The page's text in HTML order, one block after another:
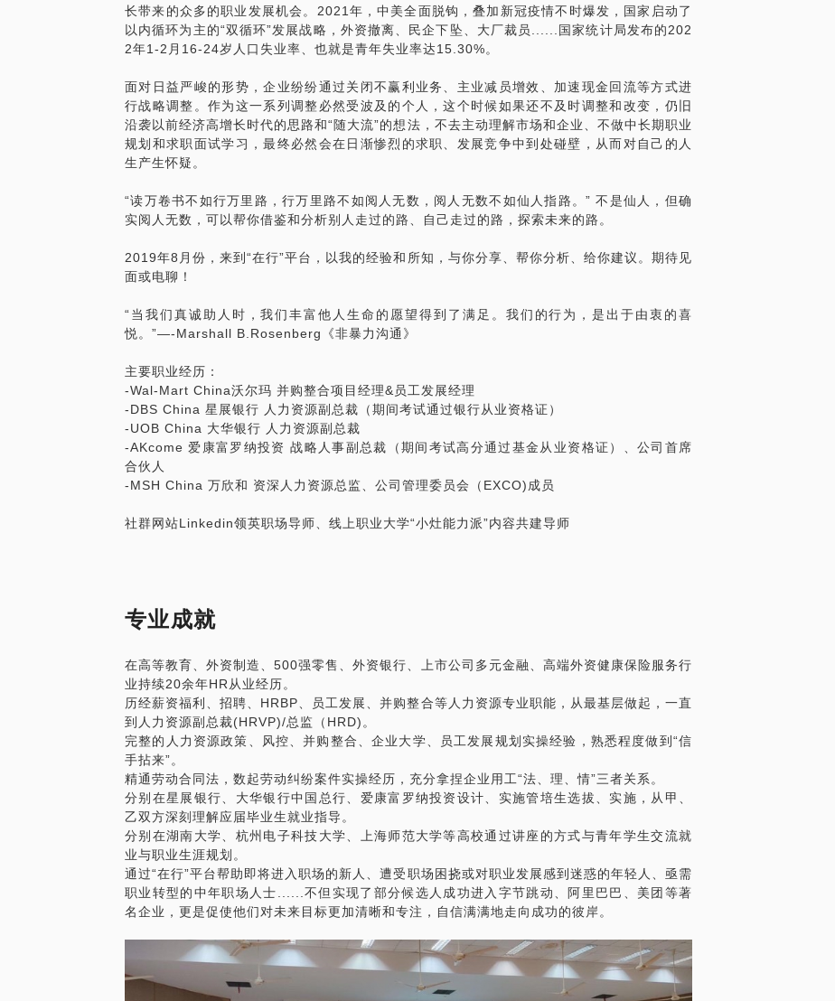
长带来的众多的职业发展机会。2021年，中美全面脱钩，叠加新冠疫情不时爆发，国家启动了
以内循环为主的“双循环”发展战略，外资撤离、民企下坠、大厂裁员......国家统计局发布的202
2年1-2月16-24岁人口失业率、也就是青年失业率达15.30%。
面对日益严峻的形势，企业纷纷通过关闭不赢利业务、主业减员增效、加速现金回流等方式进
行战略调整。作为这一系列调整必然受波及的个人，这个时候如果还不及时调整和改变，仍旧
沿袭以前经济高增长时代的思路和“随大流”的想法，不去主动理解市场和企业、不做中长期职业
规划和求职面试学习，最终必然会在日渐惨烈的求职、发展竞争中到处碰壁，从而对自己的人
生产生怀疑。
“读万卷书不如行万里路，行万里路不如阅人无数，阅人无数不如仙人指路。” 不是仙人，但确
实阅人无数，可以帮你借鉴和分析别人走过的路、自己走过的路，探索未来的路。
2019年8月份，来到“在行”平台，以我的经验和所知，与你分享、帮你分析、给你建议。期待见
面或电聊！
“当我们真诚助人时，我们丰富他人生命的愿望得到了满足。我们的行为，是出于由衷的喜
悦。”—-Marshall B.Rosenberg《非暴力沟通》
主要职业经历：
-Wal-Mart China沃尔玛 并购整合项目经理&员工发展经理
-DBS China 星展银行 人力资源副总裁（期间考试通过银行从业资格证）
-UOB China 大华银行 人力资源副总裁
-AKcome 爱康富罗纳投资 战略人事副总裁（期间考试高分通过基金从业资格证）、公司首席
合伙人
-MSH China 万欣和 资深人力资源总监、公司管理委员会（EXCO)成员
社群网站Linkedin领英职场导师、线上职业大学“小灶能力派”内容共建导师
专业成就
在高等教育、外资制造、500强零售、外资银行、上市公司多元金融、高端外资健康保险服务行
业持续20余年HR从业经历。
历经薪资福利、招聘、HRBP、员工发展、并购整合等人力资源专业职能，从最基层做起，一直
到人力资源副总裁(HRVP)/总监（HRD)。
完整的人力资源政策、风控、并购整合、企业大学、员工发展规划实操经验，熟悉程度做到“信
手拈来”。
精通劳动合同法，数起劳动纠纷案件实操经历，充分拿捏企业用工“法、理、情”三者关系。
分别在星展银行、大华银行中国总行、爱康富罗纳投资设计、实施管培生选拔、实施，从甲、
乙双方深刻理解应届毕业生就业指导。
分别在湖南大学、杭州电子科技大学、上海师范大学等高校通过讲座的方式与青年学生交流就
业与职业生涯规划。
通过“在行”平台帮助即将进入职场的新人、遭受职场困挠或对职业发展感到迷惑的年轻人、亟需
职业转型的中年职场人士......不但实现了部分候选人成功进入字节跳动、阿里巴巴、美团等著
名企业，更是促使他们对未来目标更加清晰和专注，自信满满地走向成功的彼岸。